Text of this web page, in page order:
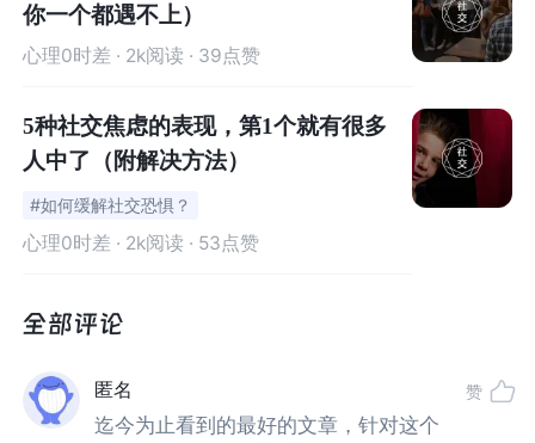
拥有社交焦虑的人会在不同的场合下感受到焦虑或恐惧的
情绪。有的人会对与陌生人交谈感到不安，而有的人则觉
有：当众发言、约会、参加聚会、展开对话、使用公共厕
所、进行眼神交流、工作或上学、成为关注的焦点等。
社交焦虑障碍通常发生在青少年期和成人早期。造成社交
焦虑障碍的原因有很多：家庭环境、童年阴影、个人性
能导致一个人产生社交焦虑。值得注意的是，虽然性格内
的人都是害羞内向的。
你一个都遇不上）
心理0时差 · 2k阅读 · 39点赞
5种社交焦虑的表现，第1个就有很多
人中了（附解决方法）
#如何缓解社交恐惧？
心理0时差 · 2k阅读 · 53点赞
匿名
迄今为止看到的最好的文章，针对这个
赞